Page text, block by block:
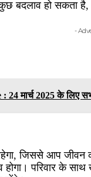
बदलाव हो सकता है,
-
मार्च 2025 के लिए
जिससे आप जीवन
होगा। परिवार के